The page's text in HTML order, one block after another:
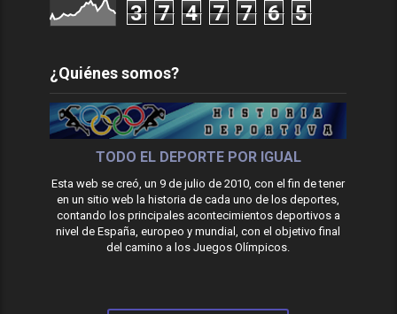
3 7 4 7 7 6 5
¿Quiénes somos?
TODO EL DEPORTE POR IGUAL
Esta web se creó, un 9 de julio de 2010, con el fin de tener
en un sitio web la historia de cada uno de los deportes,
contando los principales acontecimientos deportivos a
nivel de España, europeo y mundial, con el objetivo final
del camino a los Juegos Olímpicos.